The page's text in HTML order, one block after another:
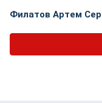
Филатов Артем